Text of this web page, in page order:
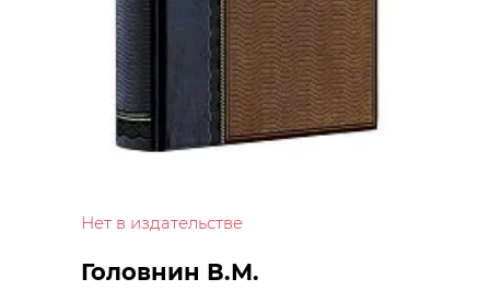
Нет в издательстве
Головнин В.М.